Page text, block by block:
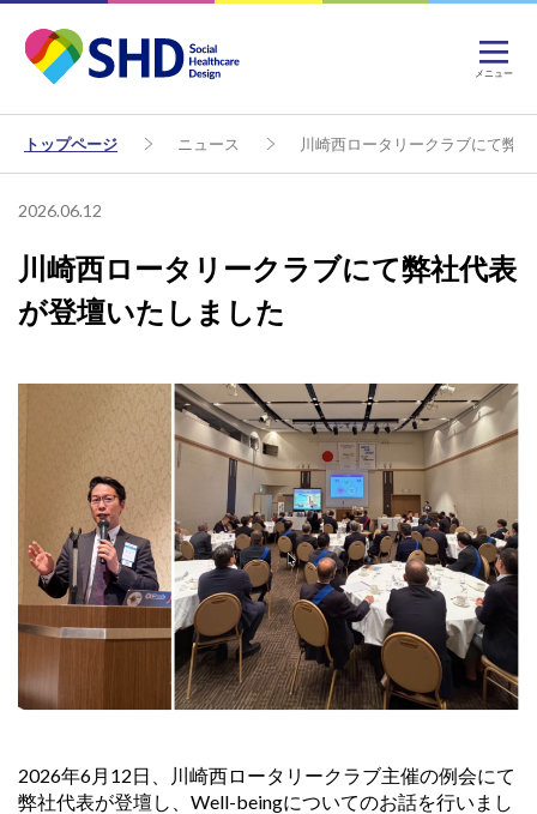
メニュー
トップページ ニュース 川崎西ロータリークラブにて弊
2026.06.12
川崎西ロータリークラブにて弊社代表
が登壇いたしました
2026年6月12日、川崎西ロータリークラブ主催の例会にて
弊社代表が登壇し、Well-beingについてのお話を行いまし